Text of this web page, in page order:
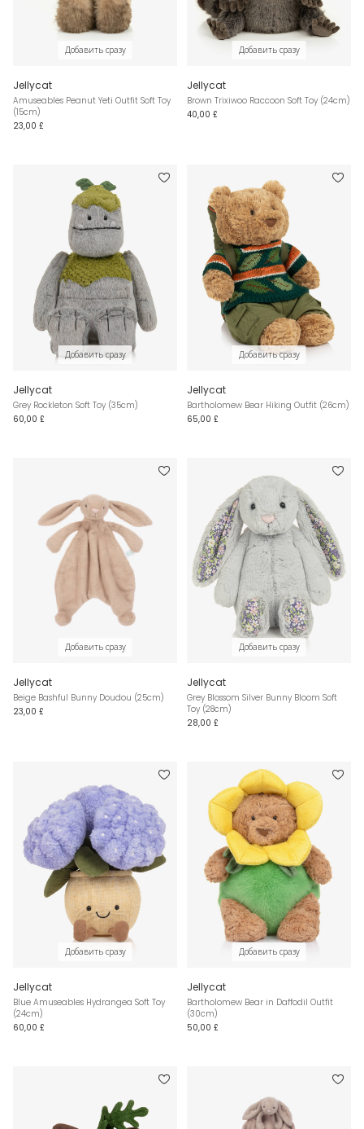
Добавить сразу
Jellycat
Amuseables Peanut Yeti Outfit Soft Toy
(15cm)
23,00 £
Добавить сразу
Jellycat
Brown Trixiwoo Raccoon Soft Toy (24cm)
40,00 £
Добавить сразу
Jellycat
Grey Rockleton Soft Toy (35cm)
60,00 £
Добавить сразу
Jellycat
Bartholomew Bear Hiking Outfit (26cm)
65,00 £
Добавить сразу
Jellycat
Beige Bashful Bunny Doudou (25cm)
23,00 £
Добавить сразу
Jellycat
Grey Blossom Silver Bunny Bloom Soft
Toy (28cm)
28,00 £
Добавить сразу
Jellycat
Blue Amuseables Hydrangea Soft Toy
(24cm)
60,00 £
Добавить сразу
Jellycat
Bartholomew Bear in Daffodil Outfit
(30cm)
50,00 £